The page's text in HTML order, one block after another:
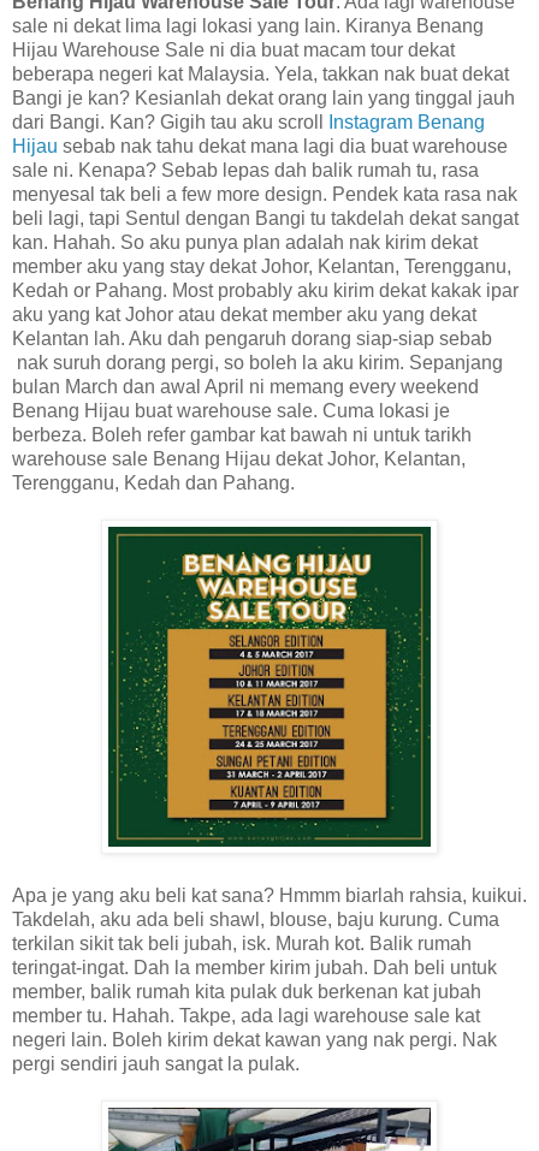
sale ni dekat lima lagi lokasi yang lain. Kiranya Benang
Hijau Warehouse Sale ni dia buat macam tour dekat
beberapa negeri kat Malaysia. Yela, takkan nak buat dekat
Bangi je kan? Kesianlah dekat orang lain yang tinggal jauh
dari Bangi. Kan? Gigih tau aku scroll
Instagram Benang
Hijau sebab nak tahu dekat mana lagi dia buat warehouse
sale ni. Kenapa? Sebab lepas dah balik rumah tu, rasa
menyesal tak beli a few more design. Pendek kata rasa nak
beli lagi, tapi Sentul dengan Bangi tu takdelah dekat sangat
kan. Hahah. So aku punya plan adalah nak kirim dekat
member aku yang stay dekat Johor, Kelantan, Terengganu,
Kedah or Pahang. Most probably aku kirim dekat kakak ipar
aku yang kat Johor atau dekat member aku yang dekat
Kelantan lah. Aku dah pengaruh dorang siap-siap sebab
nak suruh dorang pergi, so boleh la aku kirim. Sepanjang
bulan March dan awal April ni memang every weekend
Benang Hijau buat warehouse sale. Cuma lokasi je
berbeza. Boleh refer gambar kat bawah ni untuk tarikh
warehouse sale Benang Hijau dekat Johor, Kelantan,
Terengganu, Kedah dan Pahang.
Apa je yang aku beli kat sana? Hmmm biarlah rahsia, kuikui.
Takdelah, aku ada beli shawl, blouse, baju kurung. Cuma
terkilan sikit tak beli jubah, isk. Murah kot. Balik rumah
teringat-ingat. Dah la member kirim jubah. Dah beli untuk
member, balik rumah kita pulak duk berkenan kat jubah
member tu. Hahah. Takpe, ada lagi warehouse sale kat
negeri lain. Boleh kirim dekat kawan yang nak pergi. Nak
pergi sendiri jauh sangat la pulak.